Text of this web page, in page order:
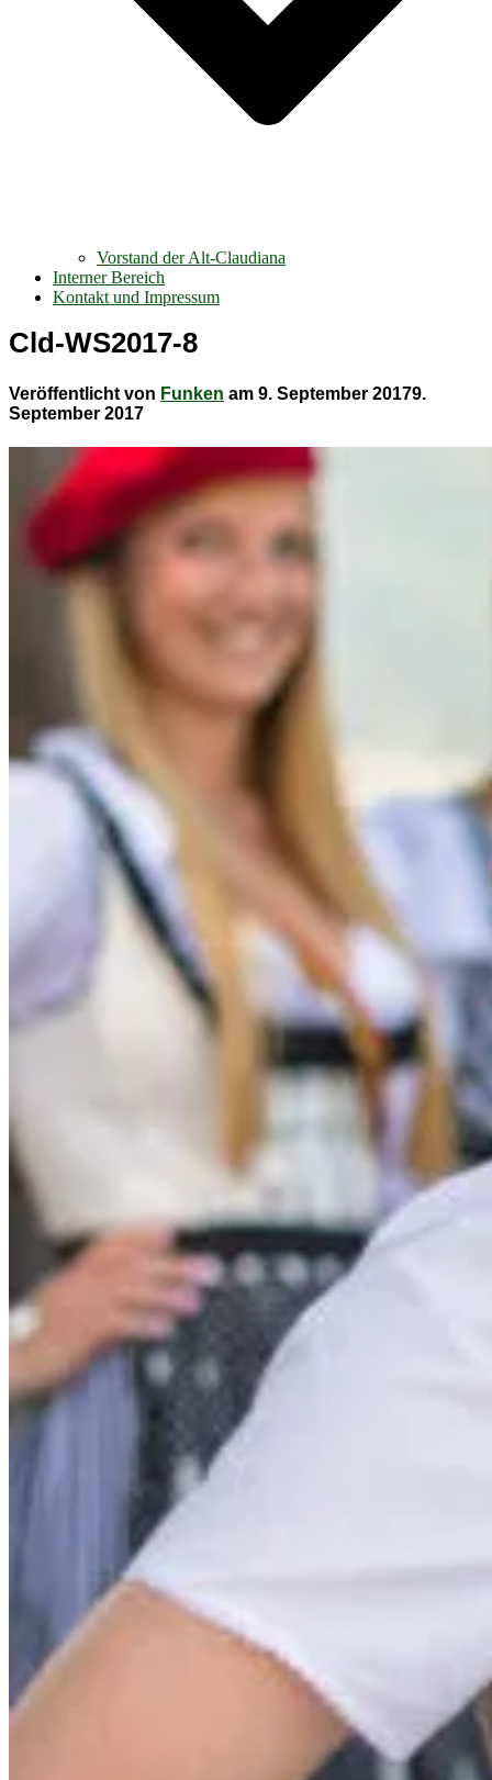
Vorstand der Alt-Claudiana
Interner Bereich
Kontakt und Impressum
Cld-WS2017-8
Veröffentlicht von Funken am 9. September 20179.
September 2017